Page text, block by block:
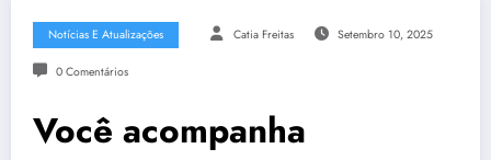
Notícias E Atualizações Catia Freitas Setembro 10, 2025
0 Comentários
Você acompanha